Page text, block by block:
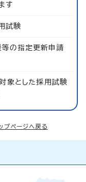
す
試験
等の指定更新申請
象とした採用試験
プページへ戻る